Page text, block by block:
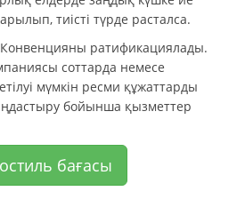
тиісті түрде расталса.
Конвенцияны ратификациялады.
соттарда немесе
мүмкін ресми құжаттарды
бойынша қызметтер
бағасы